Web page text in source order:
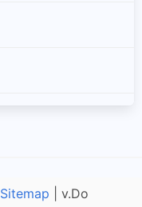
Sitemap | v.Do